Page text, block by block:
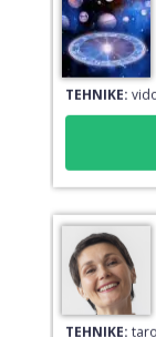
TEHNIKE:
TEHNIKE:tarot